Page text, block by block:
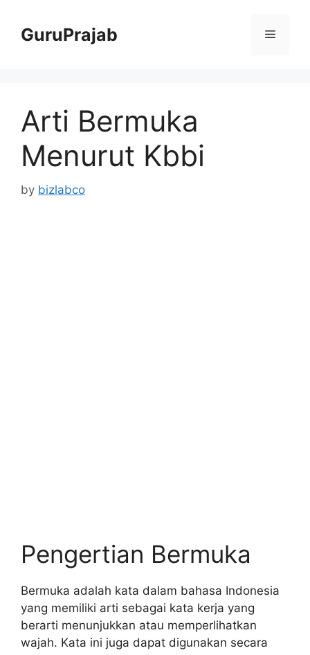
contentGuruPrajab Menu
Arti Bermuka
Menurut Kbbi
by bizlabco
Pengertian Bermuka
Bermuka adalah kata dalam bahasa Indonesia
yang memiliki arti sebagai kata kerja yang
berarti menunjukkan atau memperlihatkan
wajah. Kata ini juga dapat digunakan secara